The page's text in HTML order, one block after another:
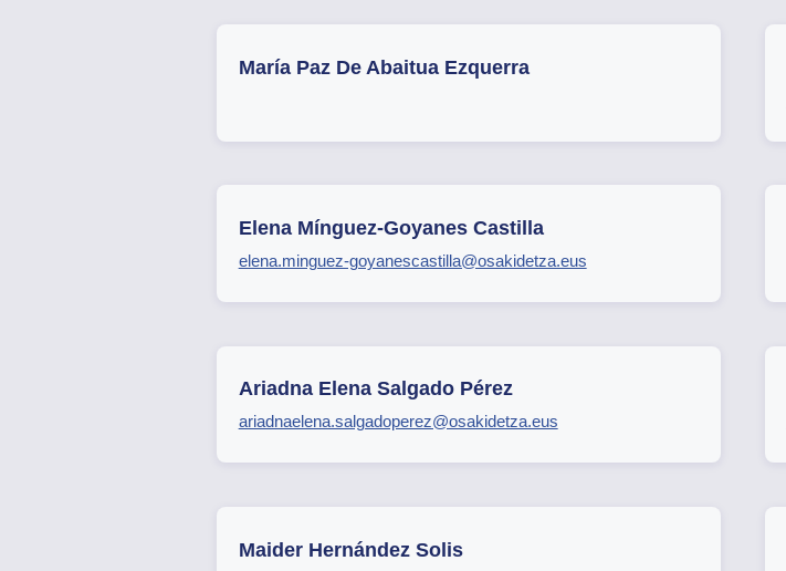
María Paz De Abaitua Ezquerra
Elena Mínguez-Goyanes Castilla
elena.minguez-goyanescastilla@osakidetza.eus
Ariadna Elena Salgado Pérez
ariadnaelena.salgadoperez@osakidetza.eus
Maider Hernández Solis